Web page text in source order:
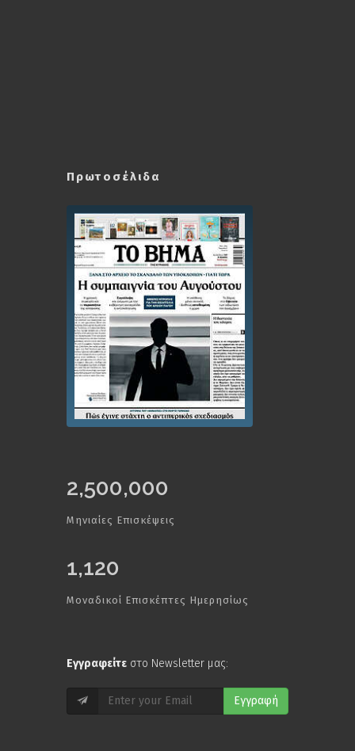
Πρωτοσέλιδα
2,500,000
Μηνιαίες Επισκέψεις
1,120
Μοναδικοί Επισκέπτες Ημερησίως
Εγγραφείτε στο Newsletter μας:
Εγγραφή